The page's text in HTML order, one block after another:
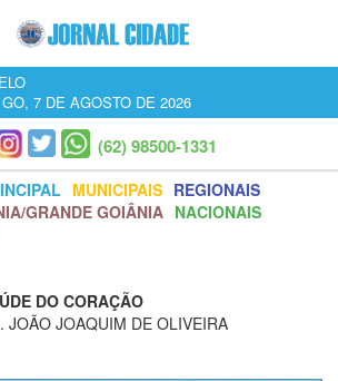
7 DE AGOSTO DE 2026
(62) 98500-1331
MUNICIPAIS REGIONAIS
GRANDE GOIÂNIA NACIONAIS
DO CORAÇÃO
JOÃO JOAQUIM DE OLIVEIRA